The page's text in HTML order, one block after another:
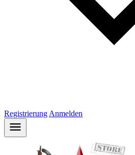
Registrierung Anmelden